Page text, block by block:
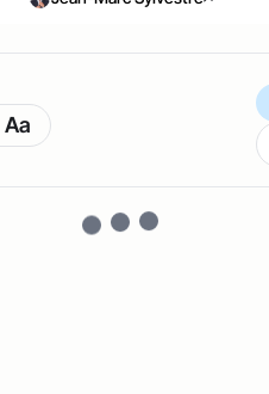
Aa